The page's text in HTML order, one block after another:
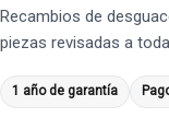
Recambios de
piezas revisadas a
1 año de garantía